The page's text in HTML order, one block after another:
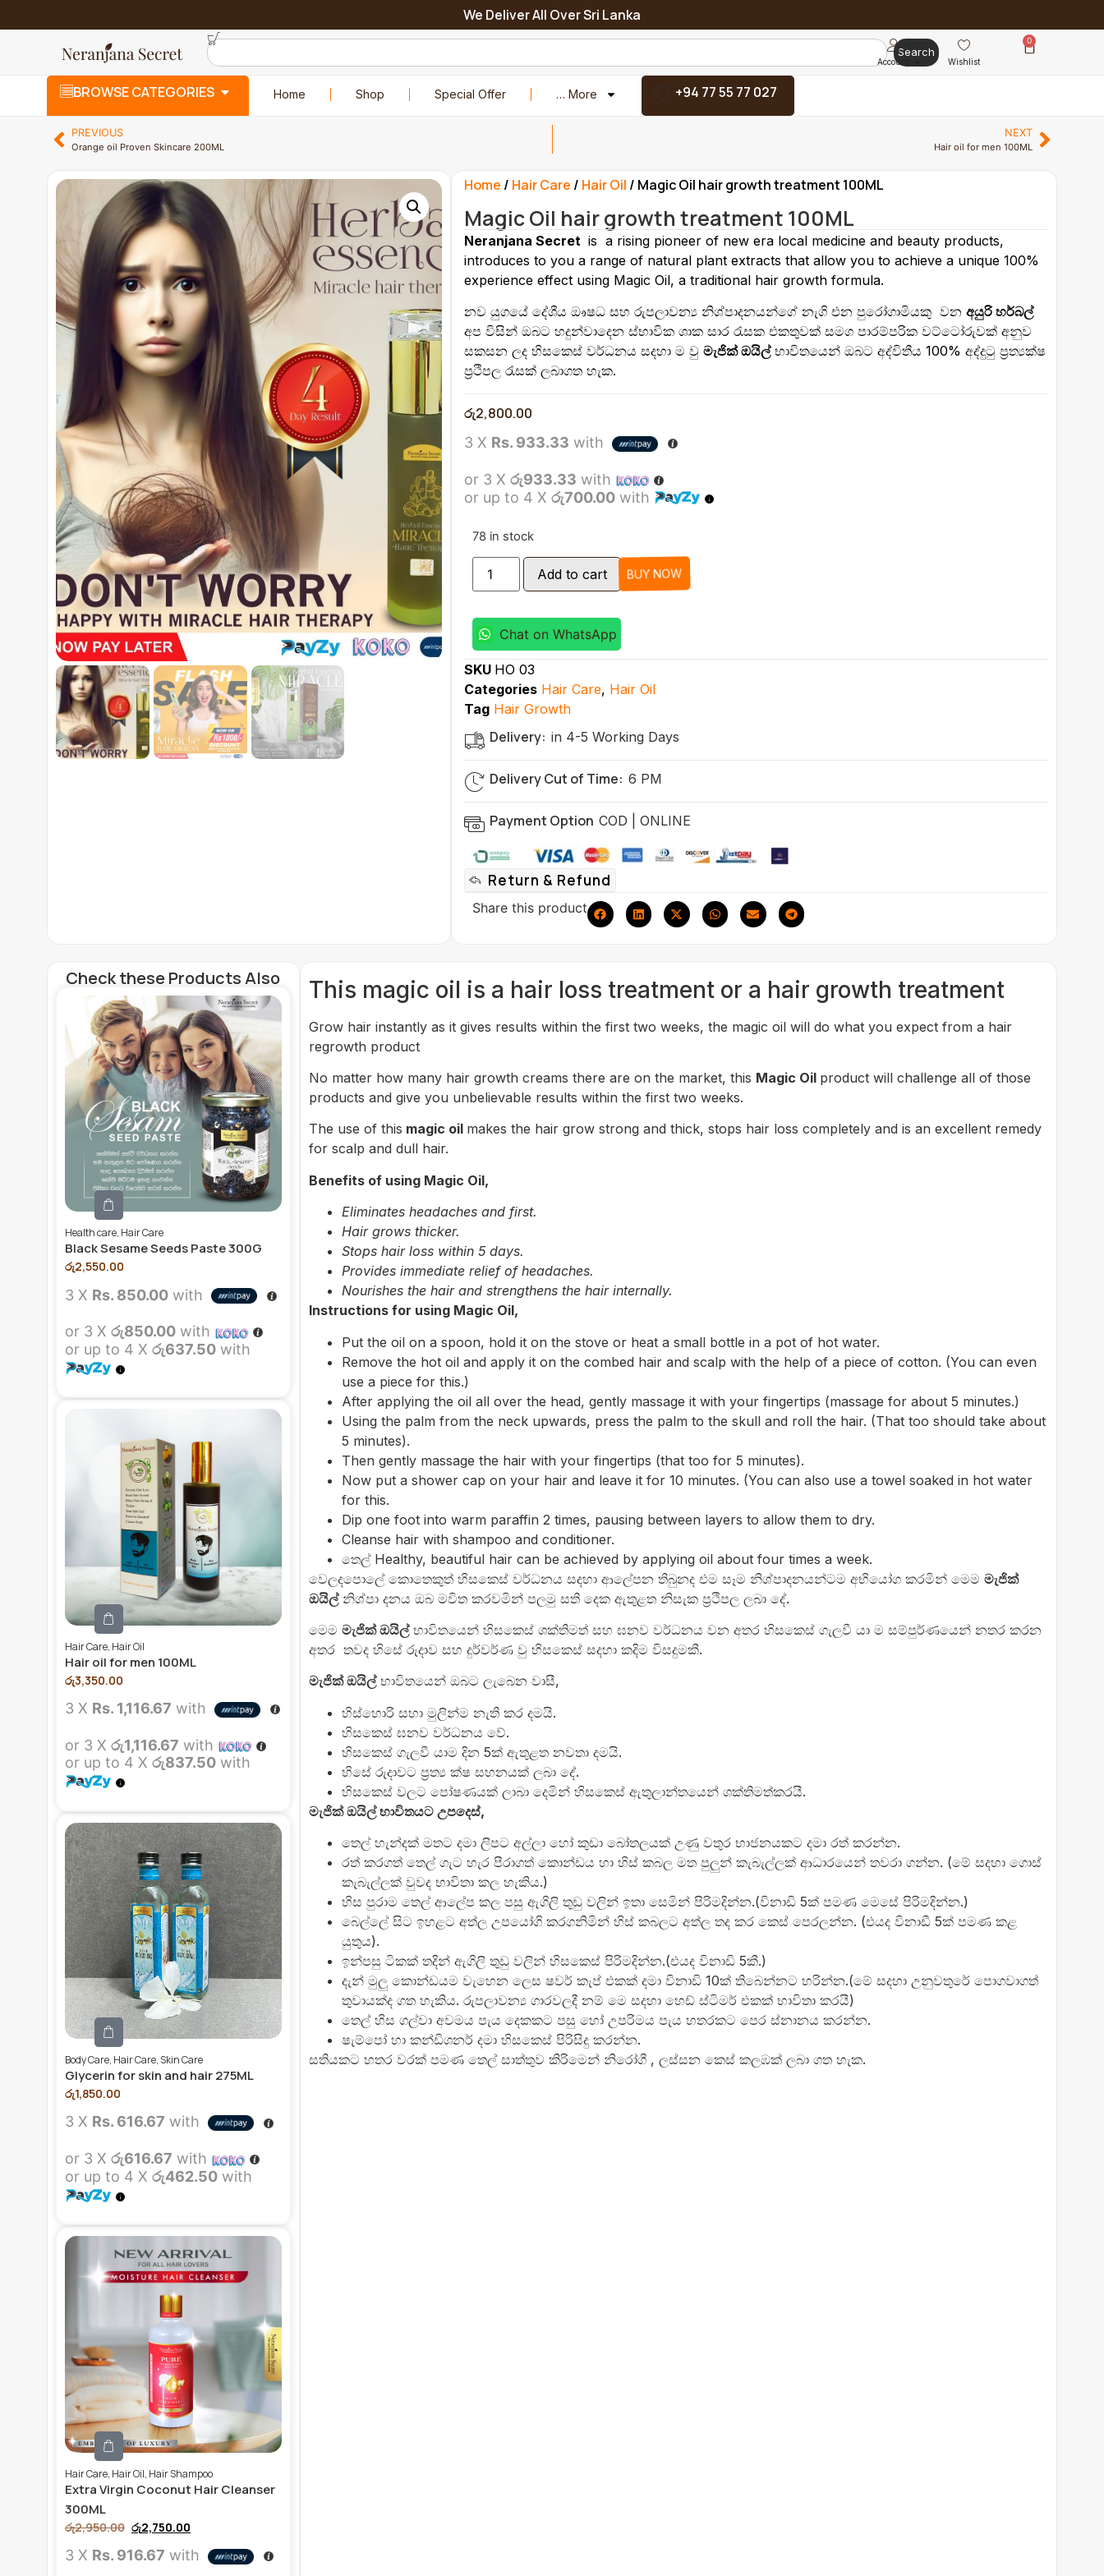
We Deliver All Over Sri Lanka
Search
Account Wishlist
0
BROWSE CATEGORIES Home Shop Special Offer … More +94 77 55 77 027
PREVIOUS
Orange oil Proven Skincare 200ML
NEXT
Hair oil for men 100ML
Home / Hair Care / Hair Oil / Magic Oil hair growth treatment 100ML
Magic Oil hair growth treatment 100ML
Neranjana Secret is a rising pioneer of new era local medicine and beauty products,
introduces to you a range of natural plant extracts that allow you to achieve a unique 100%
experience effect using Magic Oil, a traditional hair growth formula.
නව යුගයේ දේශීය ඖෂධ සහ රුපලාවන්‍ය නිශ්පාදනයන්ගේ නැගි එන පුරෝගාමියකු වන අයුරි හර්බල්
අප විසින් ඔබට හදුන්වාදෙන ස්භාවික ශාක සාර රැසක එකතුවක් සමග පාරම්පරික වට්ටෝරුවක් අනුව
සකසන ලද හිසකෙස් වර්ධනය සදහා ම වු මැජික් ඔයිල්භාවිතයෙන් ඔබට අද්විතීය 100% අද්දුටු ප්‍රත්‍යක්ෂ
ප්‍රථිපල රැසක් ලබාගත හැක.
රු2,800.00
3 X Rs. 933.33 with
or 3 X රු933.33 with
or up to 4 X රු700.00 with
78 in stock
Add to cart BUY NOW
Chat on WhatsApp
SKU HO 03
Categories Hair Care, Hair Oil
Tag Hair Growth
Delivery: in 4-5 Working Days
Delivery Cut of Time: 6 PM
Payment Option COD | ONLINE
Return & Refund
Share this product
Check these Products Also
Health care, Hair Care
Black Sesame Seeds Paste 300G
රු2,550.00
3 X Rs. 850.00 with
or 3 X රු850.00 with
or up to 4 X රු637.50 with
Hair Care, Hair Oil
Hair oil for men 100ML
රු3,350.00
3 X Rs. 1,116.67 with
or 3 X රු1,116.67 with
or up to 4 X රු837.50 with
Body Care, Hair Care,Skin Care
Glycerin for skin and hair 275ML
රු1,850.00
3 X Rs. 616.67 with
or 3 X රු616.67 with
or up to 4 X රු462.50 with
Hair Care, Hair Oil, Hair Shampoo
Extra Virgin Coconut Hair Cleanser
300ML
රු2,950.00 රු2,750.00
3 X Rs. 916.67 with
This magic oil is a hair loss treatment or a hair growth treatment
Grow hair instantly as it gives results within the first two weeks, the magic oil will do what you expect from a hair
regrowth product
No matter how many hair growth creams there are on the market, this Magic Oil product will challenge all of those
products and give you unbelievable results within the first two weeks.
The use of this magic oil makes the hair grow strong and thick, stops hair loss completely and is an excellent remedy
for scalp and dull hair.
Benefits of using Magic Oil,
Eliminates headaches and first.
Hair grows thicker.
Stops hair loss within 5 days.
Provides immediate relief of headaches.
Nourishes the hair and strengthens the hair internally.
Instructions for using Magic Oil,
Put the oil on a spoon, hold it on the stove or heat a small bottle in a pot of hot water.
Remove the hot oil and apply it on the combed hair and scalp with the help of a piece of cotton. (You can even
use a piece for this.)
After applying the oil all over the head, gently massage it with your fingertips (massage for about 5 minutes.)
Using the palm from the neck upwards, press the palm to the skull and roll the hair. (That too should take about
5 minutes).
Then gently massage the hair with your fingertips (that too for 5 minutes).
Now put a shower cap on your hair and leave it for 10 minutes. (You can also use a towel soaked in hot water
for this.
Dip one foot into warm paraffin 2 times, pausing between layers to allow them to dry.
Cleanse hair with shampoo and conditioner.
තෙල් Healthy, beautiful hair can be achieved by applying oil about four times a week.
වෙලදපොලේ කොතෙකුත් හිසකෙස් වර්ධනය සදහා ආලේපන තිබුනද එම සෑම නිශ්පාදනයන්ටම අභියෝග කරමින් මෙම මැජික්
ඔයිල්නිශ්පා දනය ඔබ මවිත කරවමින් පලමු සති දෙක ඇතුළත නිසැක ප්‍රථිපල ලබා දේ.
මෙම මැජික් ඔයිල්භාවිතයෙන් හිසකෙස් ශක්තිමත් සහ ඝනව වර්ධනය වන අතර හිසකෙස් ගැලවී යා ම සම්පුර්ණයෙන් නතර කරන
අතර තවද හිසේ රුදාව සහ දුර්වර්ණ වු හිසකෙස් සදහා කදිම විසදුමකී.
මැජික් ඔයිල්භාවිතයෙන් ඔබට ලැබෙන වාසී,
හිස්හොරි සහා මුලින්ම නැති කර දමයි.
හිසකෙස් ඝනව වර්ධනය වේ.
හිසකෙස් ගැලවී යාම දින 5ක් ඇතුළත නවතා දමයි.
හිසේ රුදාවට ප්‍රත්‍ය ක්ෂ සහනයක් ලබා දේ.
හිසකෙස් වලට පෝෂණයක් ලාබා දෙමින් හිසකෙස් ඇතුලාන්තයෙන් ශක්තිමත්කරයී.
මැජික් ඔයිල් භාවිතයට උපදෙස්,
තෙල් හැන්දක් මතට දමා ලිපට අල්ලා හෝ කුඩා බෝතලයක් උණු වතුර භාජනයකට දමා රත් කරන්න.
රත් කරගත් තෙල් ගැට හැර පීරාගත් කොන්ඩය හා හිස් කබල මත පුලුන් කැබැල්ලක් ආධාරයෙන් තවරා ගන්න. (මේ සදහා ගොස්
කැබැල්ලක් වුවද භාවිතා කල හැකිය.)
හිස පුරාම තෙල් ආලේප කල පසු ඇගිලි තුඩු වලින් ඉතා සෙමින් පිරිමදින්න.(විනාඩි 5ක් පමණ මෙසේ පිරිමදින්න.)
බෙල්ලේ සිට ඉහළට අත්ල උපයෝගි කරගනිමින් හිස් කබලට අත්ල තද කර කෙස් පෙරලන්න. (එයද විනාඩී 5ක් පමණ කළ
යුතුය).
ඉන්පසු ටිකක් තදින් ඇගිලි තුඩු වලින් හිසකෙස් පිරිමදින්න.(එයද විනාඩි 5කී.)
දැන් මුලු කොන්ඩයම වැහෙන ලෙස ෂවර් කැප් එකක් දමා විනාඩි 10ක් තිබෙන්නට හරින්න.(මේ සදහා උනුවතුරේ පොගවාගත්
තුවායක්ද ගත හැකිය. රුපලාවන්‍ය ගාරවලදී නම් මෙ සදහා හෙඩ් ස්ටිමර් එකක් භාවිතා කරයී)
තෙල් හිස ගල්වා අවමය පැය දෙකකට පසු හෝ උපරිමය පැය හතරකට පෙර ස්නානය කරන්න.
ෂැම්පෝ හා කන්ඩිශනර් දමා හිසකෙස් පිරිසිදු කරන්න.
සතියකට හතර වරක් පමණ තෙල් සාත්තුව කිරිමෙන් නිරෝගී , ලස්සන කෙස් කලඹක් ලබා ගත හැක.